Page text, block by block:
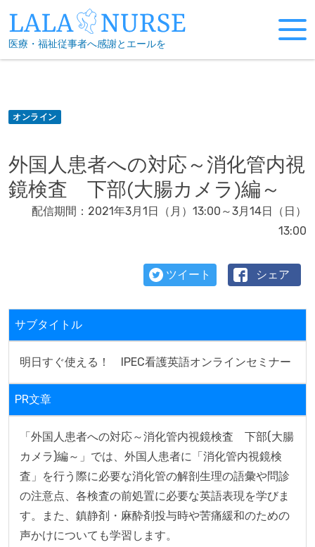
to
content
医療・福祉従事者へ感謝とエールを
オンライン
外国人患者への対応～消化管内視
鏡検査 下部(大腸カメラ)編～
配信期間：2021年3月1日（月）13:00～3月14日（日）
13:00
ツイート シェア
サブタイトル
明日すぐ使える！　IPEC看護英語オンラインセミナー
PR文章
「外国人患者への対応～消化管内視鏡検査　下部(大腸
カメラ)編～」では、外国人患者に「消化管内視鏡検
査」を行う際に必要な消化管の解剖生理の語彙や問診
の注意点、各検査の前処置に必要な英語表現を学びま
す。また、鎮静剤・麻酔剤投与時や苦痛緩和のための
声かけについても学習します。